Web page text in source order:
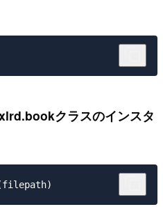
クラスのインスタ